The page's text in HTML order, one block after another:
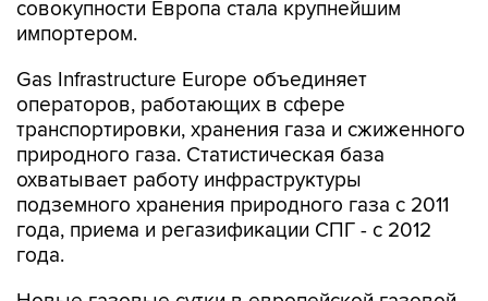
Gas Infrastructure Europe объединяет
транспортировки, хранения газа и сжиженного
природного газа. Статистическая база
охватывает работу инфраструктуры
подземного хранения природного газа с 2011
года, приема и регазификации СПГ - с 2012
года.
Новые газовые сутки в европейской газовой